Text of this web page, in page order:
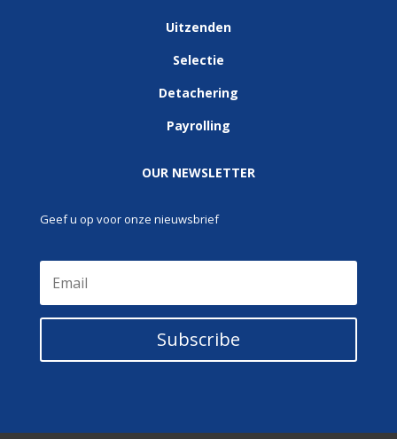
Uitzenden
Selectie
Detachering
Payrolling
OUR NEWSLETTER
Geef u op voor onze nieuwsbrief
Subscribe